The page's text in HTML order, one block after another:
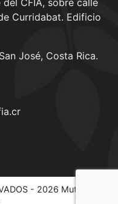
Curridabat. Edificio
José, Costa Rica.
- 2026 Mutualidad